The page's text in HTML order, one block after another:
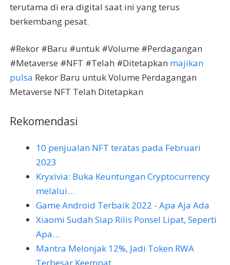
terutama di era digital saat ini yang terus
berkembang pesat.
#Rekor #Baru #untuk #Volume #Perdagangan
#Metaverse #NFT #Telah #Ditetapkan majikan
pulsa Rekor Baru untuk Volume Perdagangan
Metaverse NFT Telah Ditetapkan
Rekomendasi
10 penjualan NFT teratas pada Februari
2023
Kryxivia: Buka Keuntungan Cryptocurrency
melalui…
Game Android Terbaik 2022 - Apa Aja Ada
Xiaomi Sudah Siap Rilis Ponsel Lipat, Seperti
Apa…
Mantra Melonjak 12%, Jadi Token RWA
Terbesar Keempat